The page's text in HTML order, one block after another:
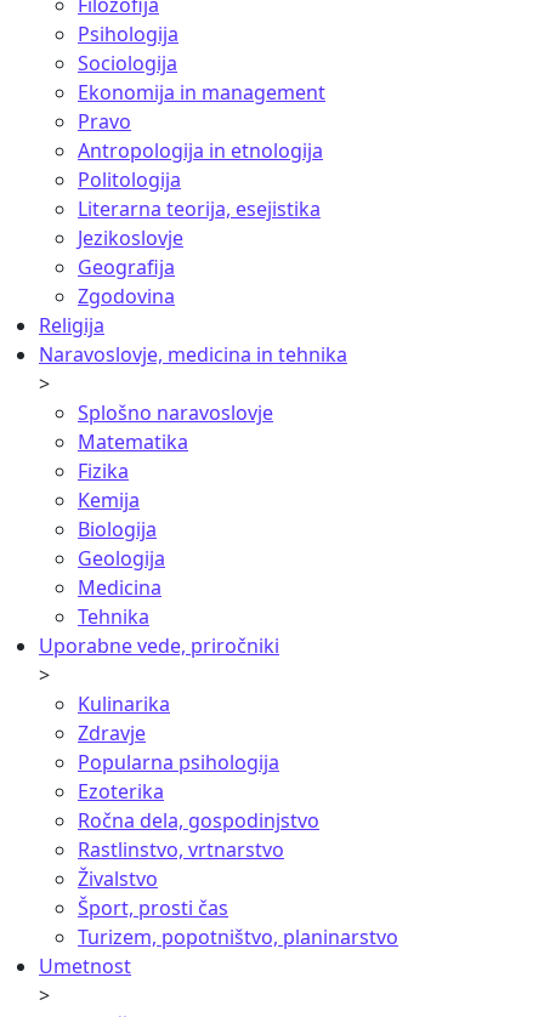
Filozofija
Psihologija
Sociologija
Ekonomija in management
Pravo
Antropologija in etnologija
Politologija
Literarna teorija, esejistika
Jezikoslovje
Geografija
Zgodovina
Religija
Naravoslovje, medicina in tehnika
>
Splošno naravoslovje
Matematika
Fizika
Kemija
Biologija
Geologija
Medicina
Tehnika
Uporabne vede, priročniki
>
Kulinarika
Zdravje
Popularna psihologija
Ezoterika
Ročna dela, gospodinjstvo
Rastlinstvo, vrtnarstvo
Živalstvo
Šport, prosti čas
Turizem, popotništvo, planinarstvo
Umetnost
>